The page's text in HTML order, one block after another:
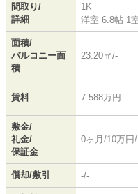
間取り/
詳細
1K
洋室 6.8帖 1
面積/
バルコニー面
積
23.20㎡/-
賃料 7.588万円
敷金/
礼金/
保証金
0ヶ月/10万円
償却/敷引 -/-